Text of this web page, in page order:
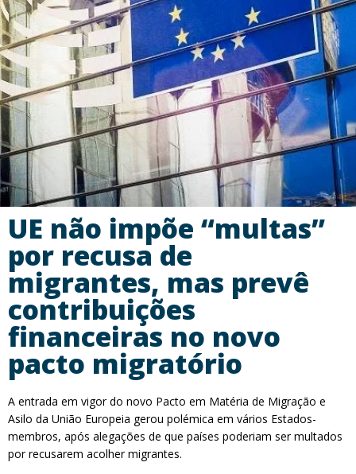
UE não impõe “multas”
por recusa de
migrantes, mas prevê
contribuições
financeiras no novo
pacto migratório
A entrada em vigor do novo Pacto em Matéria de Migração e
Asilo da União Europeia gerou polémica em vários Estados-
membros, após alegações de que países poderiam ser multados
por recusarem acolher migrantes.